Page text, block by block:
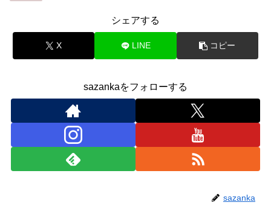
シェアする
X LINE コピー
sazankaをフォローする
sazanka